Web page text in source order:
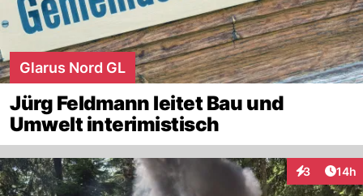
Glarus Nord GL
Jürg Feldmann leitet Bau und
Umwelt interimistisch
3
Interaktionen
14h